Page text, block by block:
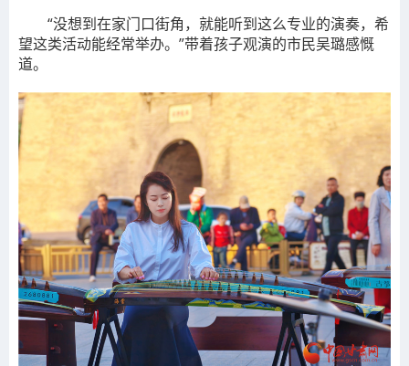
“没想到在家门口街角，就能听到这么专业的演奏，希
望这类活动能经常举办。”带着孩子观演的市民吴璐感慨
道。